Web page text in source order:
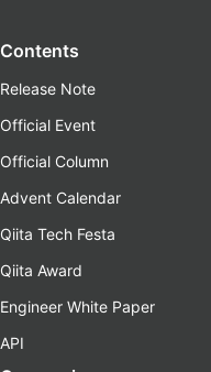
Contents
Release Note
Official Event
Official Column
Advent Calendar
Qiita Tech Festa
Qiita Award
Engineer White Paper
API